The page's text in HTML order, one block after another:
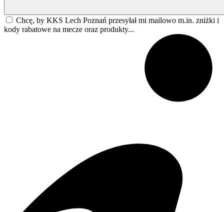
Chcę, by KKS Lech Poznań przesyłał mi mailowo m.in. zniżki i
kody rabatowe na mecze oraz produkty...